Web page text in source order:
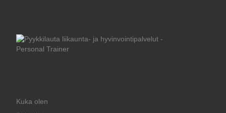
Kuka olen